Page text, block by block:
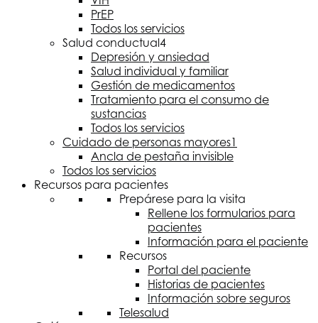
PrEP
Todos los servicios
Salud conductual4
Depresión y ansiedad
Salud individual y familiar
Gestión de medicamentos
Tratamiento para el consumo de
sustancias
Todos los servicios
Cuidado de personas mayores1
Ancla de pestaña invisible
Todos los servicios
Recursos para pacientes
Prepárese para la visita
Rellene los formularios para
pacientes
Información para el paciente
Recursos
Portal del paciente
Historias de pacientes
Información sobre seguros
Telesalud